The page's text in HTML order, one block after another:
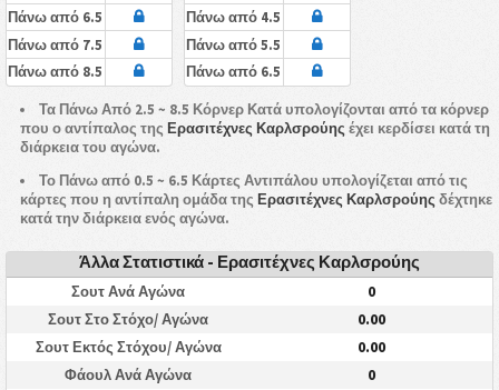
Πάνω από 6.5
Πάνω από 7.5
Πάνω από 8.5
Πάνω από 4.5
Πάνω από 5.5
Πάνω από 6.5
Τα Πάνω Από 2.5 ~ 8.5 Κόρνερ Κατά υπολογίζονται από τα κόρνερ
που ο αντίπαλος της Ερασιτέχνες Καρλσρούης έχει κερδίσει κατά τη
διάρκεια του αγώνα.
Το Πάνω από 0.5 ~ 6.5 Κάρτες Αντιπάλου υπολογίζεται από τις
κάρτες που η αντίπαλη ομάδα της Ερασιτέχνες Καρλσρούης δέχτηκε
κατά την διάρκεια ενός αγώνα.
Άλλα Στατιστικά - Ερασιτέχνες Καρλσρούης
Σουτ Ανά Αγώνα 0
Σουτ Στο Στόχο/ Αγώνα 0.00
Σουτ Εκτός Στόχου/ Αγώνα 0.00
Φάουλ Ανά Αγώνα 0